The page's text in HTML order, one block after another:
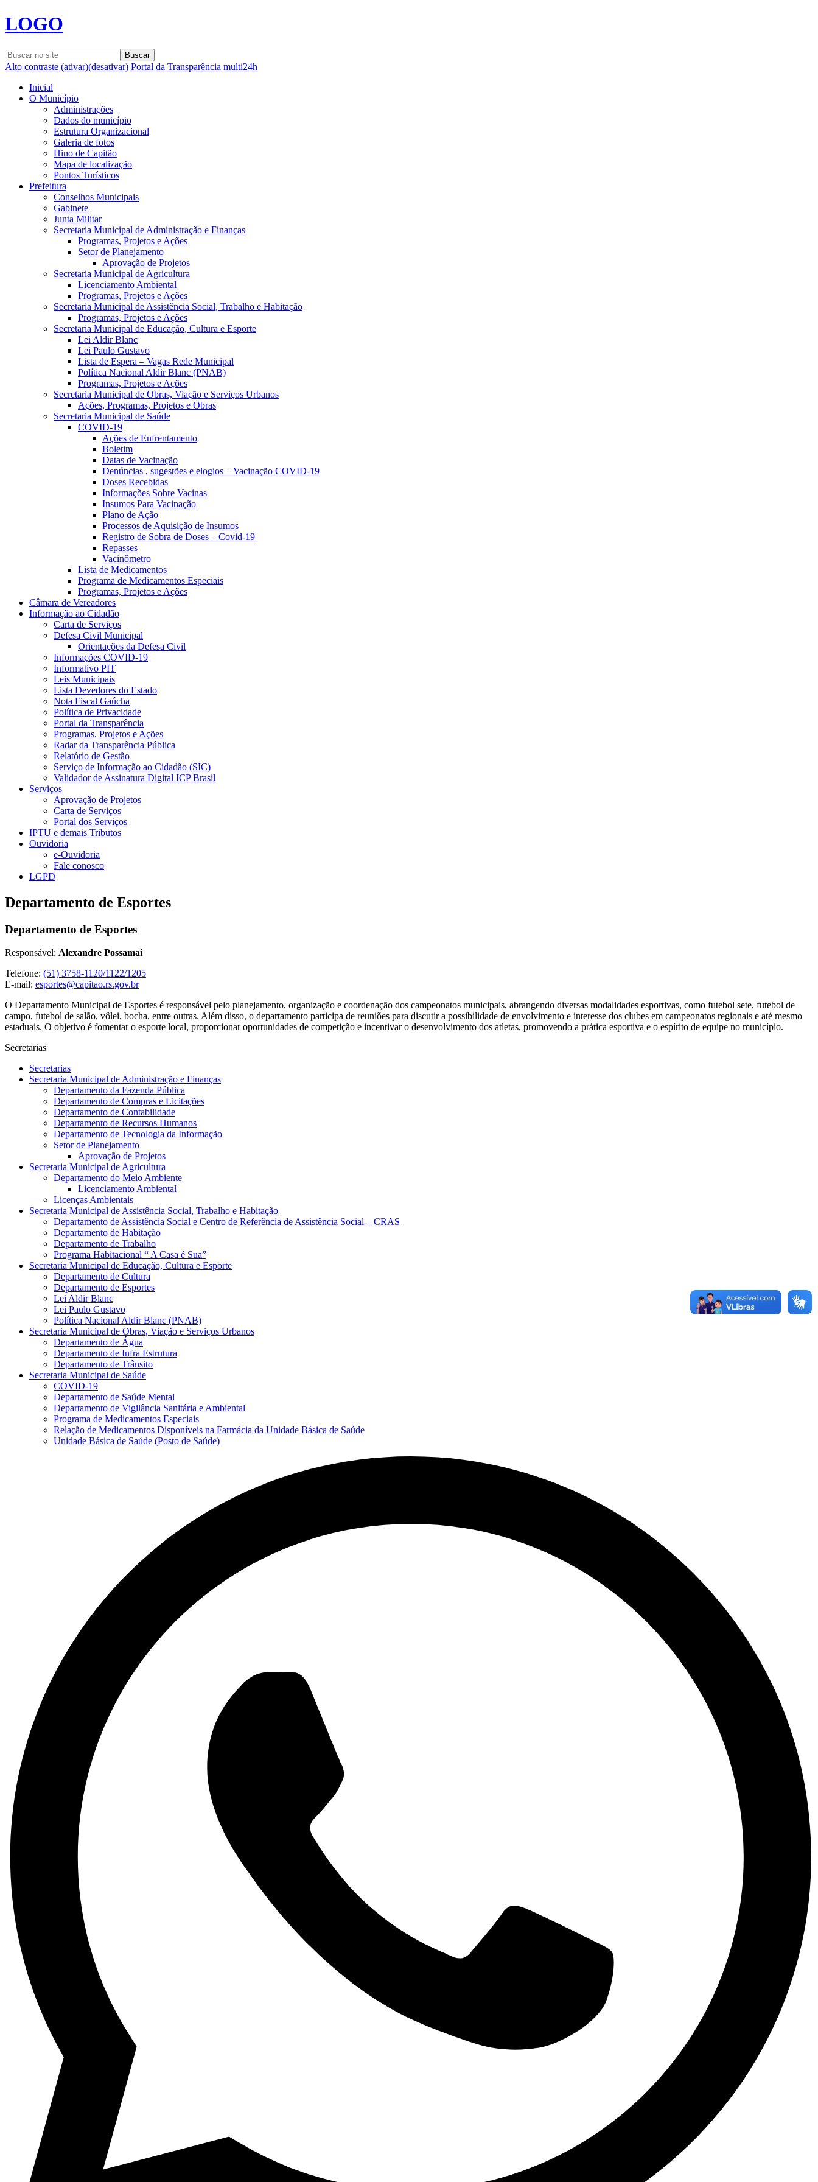
LOGO
Alto contraste (ativar)(desativar) Portal da Transparência multi24h
Inicial
O Município
Administrações
Dados do município
Estrutura Organizacional
Galeria de fotos
Hino de Capitão
Mapa de localização
Pontos Turísticos
Prefeitura
Conselhos Municipais
Gabinete
Junta Militar
Secretaria Municipal de Administração e Finanças
Programas, Projetos e Ações
Setor de Planejamento
Aprovação de Projetos
Secretaria Municipal de Agricultura
Licenciamento Ambiental
Programas, Projetos e Ações
Secretaria Municipal de Assistência Social, Trabalho e Habitação
Programas, Projetos e Ações
Secretaria Municipal de Educação, Cultura e Esporte
Lei Aldir Blanc
Lei Paulo Gustavo
Lista de Espera – Vagas Rede Municipal
Política Nacional Aldir Blanc (PNAB)
Programas, Projetos e Ações
Secretaria Municipal de Obras, Viação e Serviços Urbanos
Ações, Programas, Projetos e Obras
Secretaria Municipal de Saúde
COVID-19
Ações de Enfrentamento
Boletim
Datas de Vacinação
Denúncias , sugestões e elogios – Vacinação COVID-19
Doses Recebidas
Informações Sobre Vacinas
Insumos Para Vacinação
Plano de Ação
Processos de Aquisição de Insumos
Registro de Sobra de Doses – Covid-19
Repasses
Vacinômetro
Lista de Medicamentos
Programa de Medicamentos Especiais
Programas, Projetos e Ações
Câmara de Vereadores
Informação ao Cidadão
Carta de Serviços
Defesa Civil Municipal
Orientações da Defesa Civil
Informações COVID-19
Informativo PIT
Leis Municipais
Lista Devedores do Estado
Nota Fiscal Gaúcha
Política de Privacidade
Portal da Transparência
Programas, Projetos e Ações
Radar da Transparência Pública
Relatório de Gestão
Serviço de Informação ao Cidadão (SIC)
Validador de Assinatura Digital ICP Brasil
Serviços
Aprovação de Projetos
Carta de Serviços
Portal dos Serviços
IPTU e demais Tributos
Ouvidoria
e-Ouvidoria
Fale conosco
LGPD
Departamento de Esportes
Departamento de Esportes
Responsável: Alexandre Possamai
Telefone: (51) 3758-1120/1122/1205
E-mail: esportes@capitao.rs.gov.br
O Departamento Municipal de Esportes é responsável pelo planejamento, organização e coordenação dos campeonatos municipais, abrangendo diversas modalidades esportivas, como futebol sete, futebol de
campo, futebol de salão, vôlei, bocha, entre outras. Além disso, o departamento participa de reuniões para discutir a possibilidade de envolvimento e interesse dos clubes em campeonatos regionais e até mesmo
estaduais. O objetivo é fomentar o esporte local, proporcionar oportunidades de competição e incentivar o desenvolvimento dos atletas, promovendo a prática esportiva e o espírito de equipe no município.
Secretarias
Secretarias
Secretaria Municipal de Administração e Finanças
Departamento da Fazenda Pública
Departamento de Compras e Licitações
Departamento de Contabilidade
Departamento de Recursos Humanos
Departamento de Tecnologia da Informação
Setor de Planejamento
Aprovação de Projetos
Secretaria Municipal de Agricultura
Departamento do Meio Ambiente
Licenciamento Ambiental
Licenças Ambientais
Secretaria Municipal de Assistência Social, Trabalho e Habitação
Departamento de Assistência Social e Centro de Referência de Assistência Social – CRAS
Departamento de Habitação
Departamento de Trabalho
Programa Habitacional “ A Casa é Sua”
Secretaria Municipal de Educação, Cultura e Esporte
Departamento de Cultura
Departamento de Esportes
Lei Aldir Blanc
Lei Paulo Gustavo
Política Nacional Aldir Blanc (PNAB)
Secretaria Municipal de Obras, Viação e Serviços Urbanos
Departamento de Água
Departamento de Infra Estrutura
Departamento de Trânsito
Secretaria Municipal de Saúde
COVID-19
Departamento de Saúde Mental
Departamento de Vigilância Sanitária e Ambiental
Programa de Medicamentos Especiais
Relação de Medicamentos Disponíveis na Farmácia da Unidade Básica de Saúde
Unidade Básica de Saúde (Posto de Saúde)